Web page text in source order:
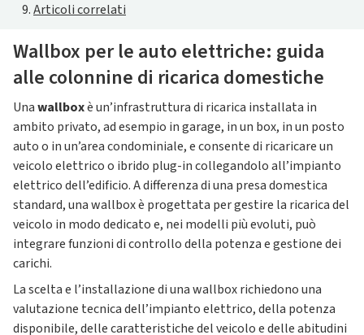
Articoli correlati
Wallbox per le auto elettriche: guida
alle colonnine di ricarica domestiche
Unawallboxè un’infrastruttura di ricarica installata in
ambito privato, ad esempio in garage, in un box, in un posto
auto o in un’area condominiale, e consente di ricaricare un
veicolo elettrico o ibrido plug-in collegandolo all’impianto
elettrico dell’edificio. A differenza di una presa domestica
standard, una wallbox è progettata per gestire la ricarica del
veicolo in modo dedicato e, nei modelli più evoluti, può
integrare funzioni di controllo della potenza e gestione dei
carichi.
La scelta e l’installazione di una wallbox richiedono una
valutazione tecnica dell’impianto elettrico, della potenza
disponibile, delle caratteristiche del veicolo e delle abitudini